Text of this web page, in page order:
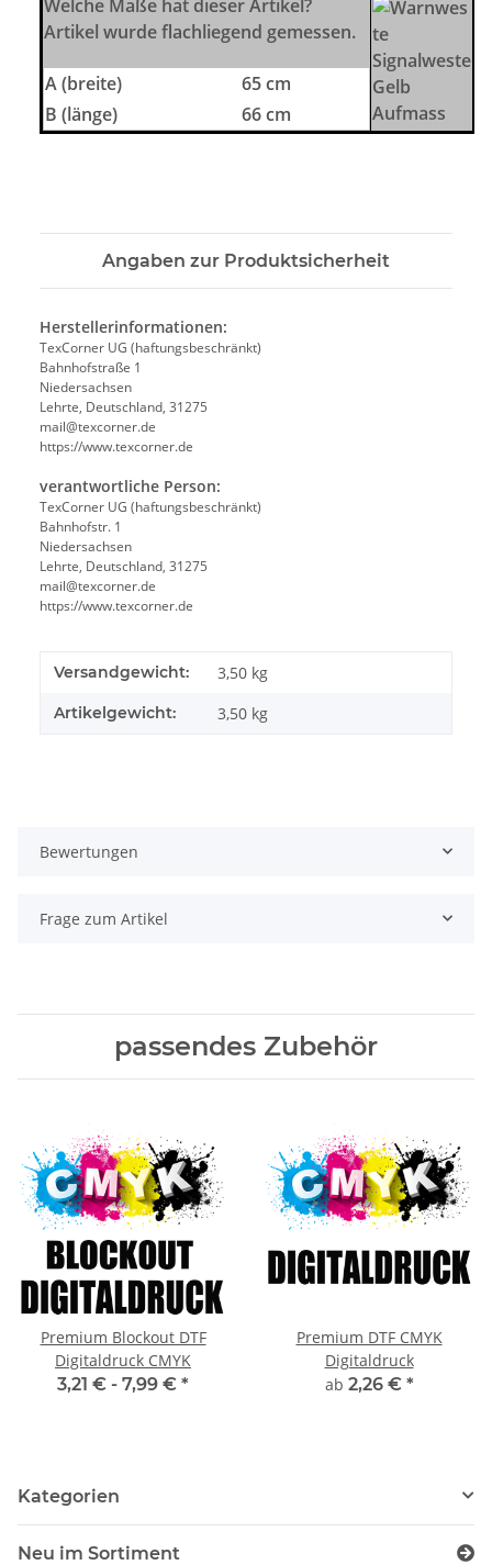
Welche Maße hat dieser Artikel?
Artikel wurde flachliegend gemessen.
A (breite)
65 cm
B (länge)
66 cm
Angaben zur Produktsicherheit
Herstellerinformationen:
TexCorner UG (haftungsbeschränkt)
Bahnhofstraße 1
Niedersachsen
Lehrte, Deutschland, 31275
mail@texcorner.de
https://www.texcorner.de
verantwortliche Person:
TexCorner UG (haftungsbeschränkt)
Bahnhofstr. 1
Niedersachsen
Lehrte, Deutschland, 31275
mail@texcorner.de
https://www.texcorner.de
Versandgewicht: 3,50 kg
Artikelgewicht: 3,50 kg
Bewertungen
Frage zum Artikel
passendes Zubehör
Premium Blockout DTF
Digitaldruck CMYK
3,21 € - 7,99 € *
Premium DTF CMYK
Digitaldruck
ab 2,26 € *
Kategorien
Neu im Sortiment